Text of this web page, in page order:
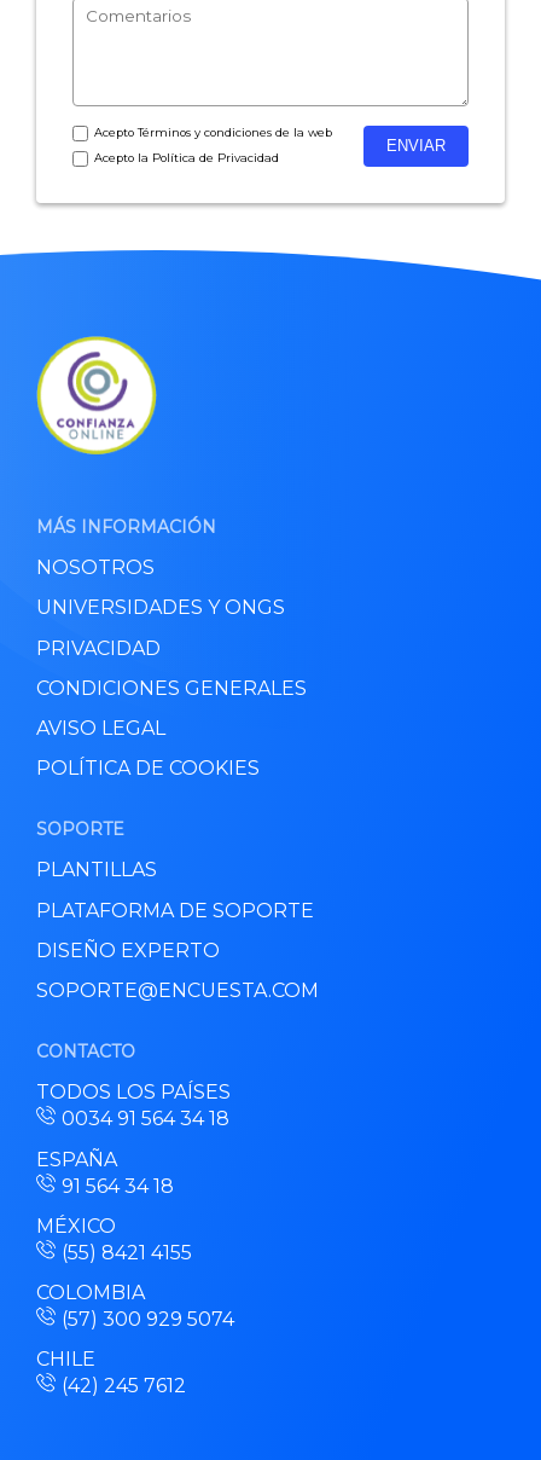
AceptoTérminos y condicionesde la web
Acepto la Política de Privacidad
MÁS INFORMACIÓN
NOSOTROS
UNIVERSIDADES Y ONGS
PRIVACIDAD
CONDICIONES GENERALES
AVISO LEGAL
POLÍTICA DE COOKIES
SOPORTE
PLANTILLAS
PLATAFORMA DE SOPORTE
DISEÑO EXPERTO
SOPORTE@ENCUESTA.COM
CONTACTO
TODOS LOS PAÍSES
0034 91 564 34 18
ESPAÑA
91 564 34 18
MÉXICO
(55) 8421 4155
COLOMBIA
(57) 300 929 5074
CHILE
(42) 245 7612